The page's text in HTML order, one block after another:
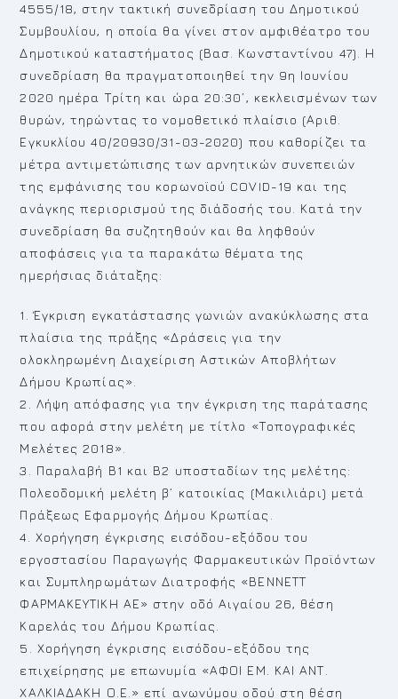
4555/18, στην τακτική συνεδρίαση του Δημοτικού
Συμβουλίου, η οποία θα γίνει στον αμφιθέατρο του
Δημοτικού καταστήματος (Βασ. Κωνσταντίνου 47). Η
συνεδρίαση θα πραγματοποιηθεί την 9η Ιουνίου
2020 ημέρα Τρίτη και ώρα 20:30’, κεκλεισμένων των
θυρών, τηρώντας το νομοθετικό πλαίσιο (Αριθ.
Εγκυκλίου 40/20930/31-03-2020) που καθορίζει τα
μέτρα αντιμετώπισης των αρνητικών συνεπειών
της εμφάνισης του κορωνοϊού COVID-19 και της
ανάγκης περιορισμού της διάδοσής του. Κατά την
συνεδρίαση θα συζητηθούν και θα ληφθούν
αποφάσεις για τα παρακάτω θέματα της
ημερήσιας διάταξης:
1. Έγκριση εγκατάστασης γωνιών ανακύκλωσης στα
πλαίσια της πράξης «Δράσεις για την
ολοκληρωμένη Διαχείριση Αστικών Αποβλήτων
Δήμου Κρωπίας».
2. Λήψη απόφασης για την έγκριση της παράτασης
που αφορά στην μελέτη με τίτλο «Τοπογραφικές
Μελέτες 2018».
3. Παραλαβή Β1 και Β2 υποσταδίων της μελέτης:
Πολεοδομική μελέτη β’ κατοικίας (Μακιλιάρι) μετά
Πράξεως Εφαρμογής Δήμου Κρωπίας.
4. Χορήγηση έγκρισης εισόδου-εξόδου του
εργοστασίου Παραγωγής Φαρμακευτικών Προϊόντων
και Συμπληρωμάτων Διατροφής «ΒΕΝΝΕΤΤ
ΦΑΡΜΑΚΕΥΤΙΚΗ ΑΕ» στην οδό Αιγαίου 26, θέση
Καρελάς του Δήμου Κρωπίας.
5. Χορήγηση έγκρισης εισόδου-εξόδου της
επιχείρησης με επωνυμία «ΑΦΟΙ ΕΜ. ΚΑΙ ΑΝΤ.
ΧΑΛΚΙΑΔΑΚΗ Ο.Ε.» επί ανωνύμου οδού στη θέση